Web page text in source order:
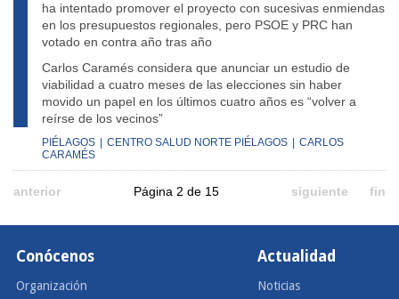
ha intentado promover el proyecto con sucesivas enmiendas
en los presupuestos regionales, pero PSOE y PRC han
votado en contra año tras año
Carlos Caramés considera que anunciar un estudio de
viabilidad a cuatro meses de las elecciones sin haber
movido un papel en los últimos cuatro años es “volver a
reírse de los vecinos”
PIÉLAGOS CENTRO SALUD NORTE PIÉLAGOS
CARLOS
CARAMÉS
anterior Página 2 de 15 siguiente fin
Conócenos
Organización
Actualidad
Noticias